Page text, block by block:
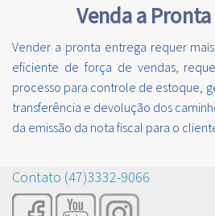
Venda a
Vender a pronta entrega requer
eficiente de força de vendas,
processo para controle de estoque,
transferência e devolução dos
da emissão da nota fiscal para o
Contato (47)3332-9066